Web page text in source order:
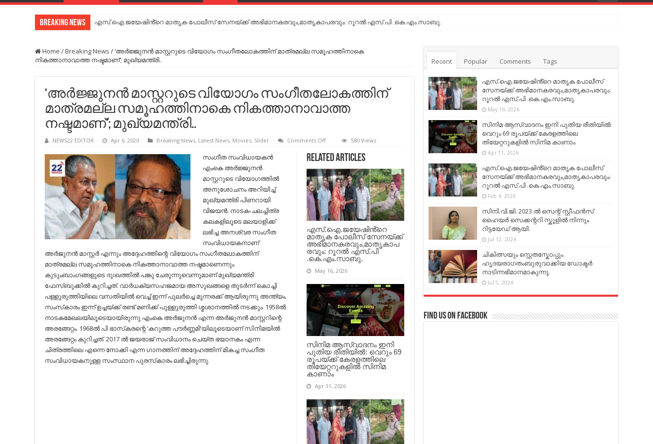
Breaking News എസ്.ഐ.ജയേഷിൻ്റെ മാതൃക പോലീസ് സേനയ്ക്ക് അഭിമാനകരവും,മാതൃകാപരവും: റൂറൽ എസ്.പി .കെ.എം.സാബു.
Home /Breaking News /‘അര്‍ജ്ജുനന്‍ മാസ്റ്ററുടെ വിയോഗം സംഗീതലോകത്തിന് മാത്രമല്ല സമൂഹത്തിനാകെ
നികത്താനാവാത്ത നഷ്ടമാണ്’; മുഖ്യമന്ത്രി..
‘അര്‍ജ്ജുനന്‍ മാസ്റ്ററുടെ വിയോഗം സംഗീതലോകത്തിന്
മാത്രമല്ല സമൂഹത്തിനാകെ നികത്താനാവാത്ത
നഷ്ടമാണ്’; മുഖ്യമന്ത്രി..
NEWS22 EDITOR Apr 6, 2020 Breaking News, Latest News, Movies, Slider Comments Offon
മാസ്റ്ററുടെ
വിയോഗം
സംഗീതലോകത്തിന്
മാത്രമല്ല
സമൂഹത്തിനാകെ
നികത്താനാവാത്ത
നഷ്ടമാണ്’;
മുഖ്യമന്ത്രി..
580 Views
Related Articles
എസ്.ഐ.ജയേഷിൻ്റെ
മാതൃക പോലീസ് സേനയ്ക്ക്
അഭിമാനകരവും,മാതൃകാപ
രവും: റൂറൽ എസ്.പി
.കെ.എം.സാബു.
May 16, 2026
സിനിമ ആസ്വാദനം ഇനി
പുതിയ രീതിയിൽ: വെറും 69
രൂപയ്ക്ക് കേരളത്തിലെ
തിയേറ്ററുകളിൽ സിനിമ
കാണാം
Apr 11, 2026
സംഗീത സംവിധായകന്‍
എംകെ അര്‍ജ്ജുനന്‍
മാസ്റ്ററുടെ വിയോഗത്തില്‍
അനുശോചനം അറിയിച്ച്‌
മുഖ്യമന്ത്രി പിണറായി
വിജയന്‍. നാടക-ചലച്ചിത്ര
കലകളിലൂടെ മലയാളിക്ക്
ലഭിച്ച അനശ്വര സംഗീത
സംവിധായകനാണ്
അര്‍ജുനന്‍ മാസ്റ്റര്‍ എന്നും അദ്ദേഹത്തിന്റെ വിയോഗം സംഗീതലോകത്തിന്
മാത്രമല്ല സമൂഹത്തിനാകെ നികത്താനാവാത്ത നഷ്ടമാണെന്നും
കുടുംബാംഗങ്ങളുടെ ദുഃഖത്തില്‍ പങ്കു ചേരുന്നുവെന്നുമാണ് മുഖ്യമന്ത്രി
ഫേസ്ബുക്കില്‍ കുറിച്ചത്. വാര്‍ധക്യസഹജമായ അസുഖങ്ങളെ തുടര്‍ന്ന് കൊച്ചി
പള്ളുരുത്തിയിലെ വസതിയില്‍ വെച്ച്‌ ഇന്ന് പുലര്‍ച്ചെ മൂന്നരക്ക് ആയിരുന്നു അന്ത്യം.
സംസ്‌കാരം ഇന്ന് ഉച്ചയ്ക്ക് രണ്ട് മണിക്ക് പുള്ളുരുത്തി ശ്മശാനത്തില്‍ നടക്കും. 1958ല്‍
നാടകമേഖലയിലൂടെയായിരുന്നു എംകെ അര്‍ജുനന്‍ എന്ന അര്‍ജുനന്‍ മാസ്റ്ററിന്റെ
അരങ്ങേറ്റം. 1968ല്‍ പി ഭാസ്‌കരന്റെ ‘കറുത്ത പൗര്‍ണ്ണമി’യിലൂടെയാണ് സിനിമയില്‍
അരങ്ങേറ്റം കുറിച്ചത്. 2017 ല്‍ ജയരാജ് സംവിധാനം ചെയ്ത ഭയാനകം എന്ന
ചിത്രത്തിലെ എന്നെ നോക്കി എന്ന ഗാനത്തിന് അദ്ദേഹത്തിന് മികച്ച സംഗീത
സംവിധായകനുള്ള സംസ്ഥാന പുരസ്‌കാരം ലഭിച്ചിരുന്നു.
Recent Popular Comments Tags
എസ്.ഐ.ജയേഷിൻ്റെ മാതൃക പോലീസ്
സേനയ്ക്ക് അഭിമാനകരവും,മാതൃകാപരവും:
റൂറൽ എസ്.പി .കെ.എം.സാബു.
May 16, 2026
സിനിമ ആസ്വാദനം ഇനി പുതിയ രീതിയിൽ:
വെറും 69 രൂപയ്ക്ക് കേരളത്തിലെ
തിയേറ്ററുകളിൽ സിനിമ കാണാം
Apr 11, 2026
എസ്.ഐ.ജയേഷിൻ്റെ മാതൃക പോലീസ്
സേനയ്ക്ക് അഭിമാനകരവും,മാതൃകാപരവും:
റൂറൽ എസ്.പി .കെ.എം.സാബു.
Feb 4, 2026
സിനി.വി.ജി. 2023 ൽ സെന്റ് സ്റ്റീഫൻസ്
ഹൈയർ സെക്കന്ററി സ്കൂളിൽ നിന്നും
റിട്ടയേഡ് ആയി.
Jul 12, 2024
ചികിത്സയും സ്റ്റെതസ്കോപ്പും
ഹൃദയരാഗതംബുരുവാക്കിയ ഡോക്ടർ
നാടിന്നഭിമാനമാകുന്നു.
Jul 5, 2024
Find us on Facebook